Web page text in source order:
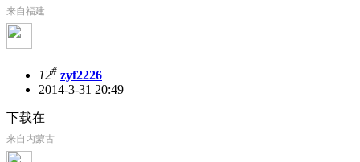
来自福建
12# zyf2226
2014-3-31 20:49
下载在
来自内蒙古